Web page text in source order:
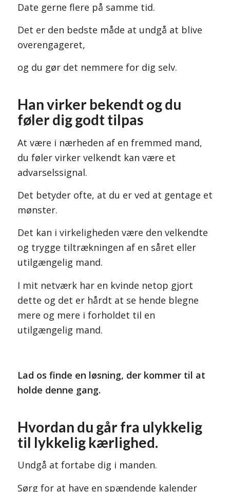
Date gerne flere på samme tid.
Det er den bedste måde at undgå at blive
overengageret,
og du gør det nemmere for dig selv.
Han virker bekendt og du
føler dig godt tilpas
At være i nærheden af en fremmed mand,
du føler virker velkendt kan være et
advarselssignal.
Det betyder ofte, at du er ved at gentage et
mønster.
Det kan i virkeligheden være den velkendte
og trygge tiltrækningen af en såret eller
utilgængelig mand.
I mit netværk har en kvinde netop gjort
dette og det er hårdt at se hende blegne
mere og mere i forholdet til en
utilgængelig mand.
Lad os finde en løsning, der kommer til at
holde denne gang.
Hvordan du går fra ulykkelig
til lykkelig kærlighed.
Undgå at fortabe dig i manden.
Sørg for at have en spændende kalender